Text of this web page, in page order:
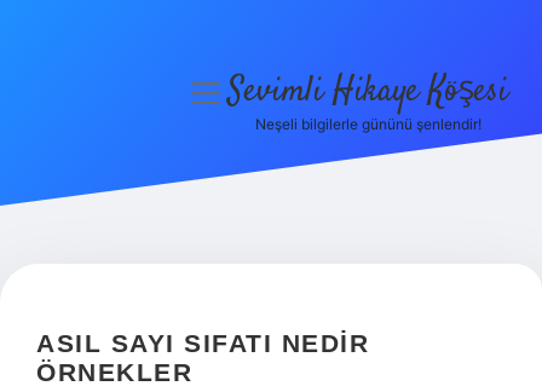
Hakkımızda
menüyüSevimli Hikaye Köşesi
Neşeli bilgilerle gününü şenlendir!
ASIL SAYI SIFATI NEDIR
ÖRNEKLER